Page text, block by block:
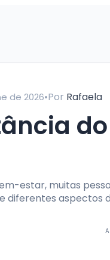
de 2026•Por Rafaela
estar, muitas
aspectos